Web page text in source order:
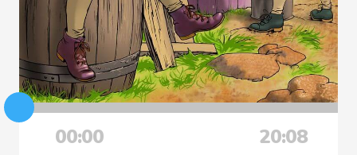
00:00 20:08